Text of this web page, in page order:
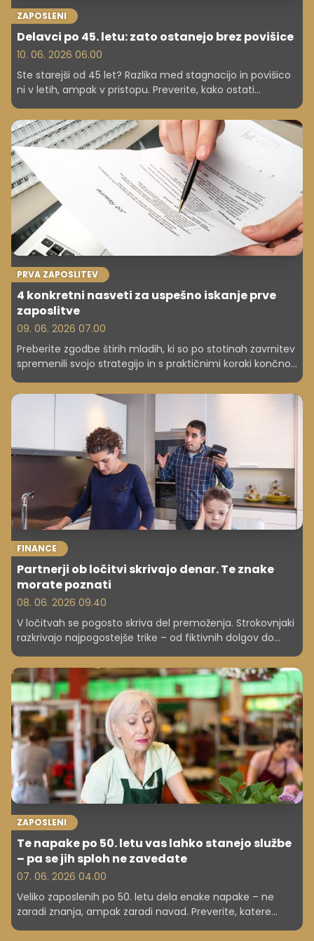
ZAPOSLENI
Delavci po 45. letu: zato ostanejo brez povišice
10. 06. 2026 06.00
Ste starejši od 45 let? Razlika med stagnacijo in povišico
ni v letih, ampak v pristopu. Preverite, kako ostati
PRVA ZAPOSLITEV
4 konkretni nasveti za uspešno iskanje prve
zaposlitve
09. 06. 2026 07.00
Preberite zgodbe štirih mladih, ki so po stotinah zavrnitev
spremenili svojo strategijo in s praktičnimi koraki končno
prišli do svoje prve redne zaposlitve ali pripravništva.
FINANCE
Partnerji ob ločitvi skrivajo denar. Te znake
morate poznati
08. 06. 2026 09.40
V ločitvah se pogosto skriva del premoženja. Strokovnjaki
razkrivajo najpogostejše trike – od fiktivnih dolgov do
kriptovalut – in kako jih prepoznati.
ZAPOSLENI
Te napake po 50. letu vas lahko stanejo službe
– pa se jih sploh ne zavedate
07. 06. 2026 04.00
Veliko zaposlenih po 50. letu dela enake napake – ne
zaradi znanja, ampak zaradi navad. Preverite, katere
lahko ogrozijo vašo kariero.